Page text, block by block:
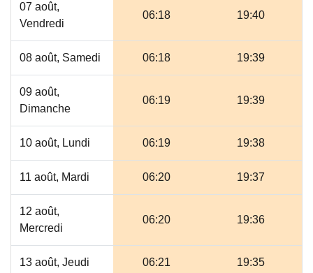
07 août,
Vendredi
06:18 19:40
08 août, Samedi 06:18 19:39
09 août,
Dimanche
06:19 19:39
10 août, Lundi 06:19 19:38
11 août, Mardi 06:20 19:37
12 août,
Mercredi
06:20 19:36
13 août, Jeudi 06:21 19:35